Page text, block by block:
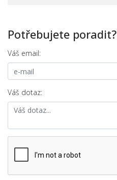
Potřebujete poradit?
Váš email:
Váš dotaz: